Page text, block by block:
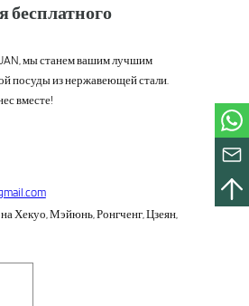
бесплатного
мы станем вашим лучшим
посуды из нержавеющей стали.
вместе!
Хекуо, Мэйюнь, Ронгченг, Цзеян,